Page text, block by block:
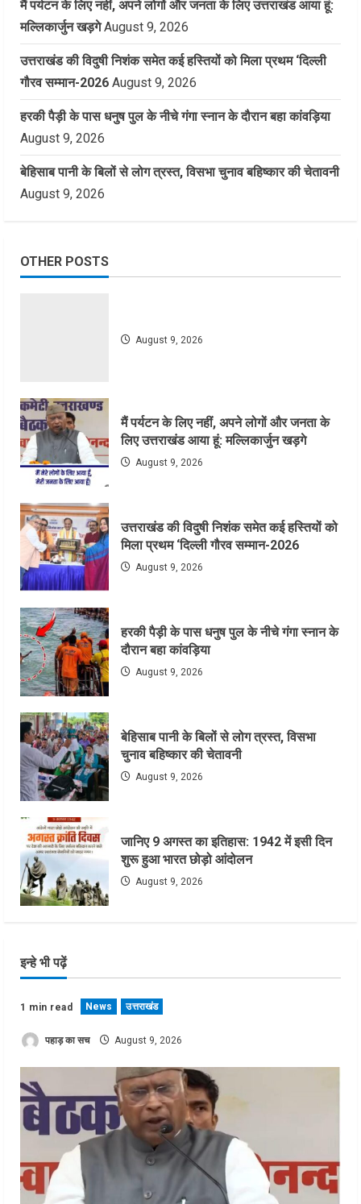
मैं पर्यटन के लिए नहीं, अपने लोगों और जनता के लिए उत्तराखंड आया हूं:
मल्लिकार्जुन खड़गे August 9, 2026
उत्तराखंड की विदुषी निशंक समेत कई हस्तियों को मिला प्रथम ‘दिल्ली
गौरव सम्मान-2026 August 9, 2026
हरकी पैड़ी के पास धनुष पुल के नीचे गंगा स्नान के दौरान बहा कांवड़िया
August 9, 2026
बेहिसाब पानी के बिलों से लोग त्रस्त, विसभा चुनाव बहिष्कार की चेतावनी
August 9, 2026
OTHER POSTS
August 9, 2026
मैं पर्यटन के लिए नहीं, अपने लोगों और जनता के
लिए उत्तराखंड आया हूं: मल्लिकार्जुन खड़गे
August 9, 2026
उत्तराखंड की विदुषी निशंक समेत कई हस्तियों को
मिला प्रथम ‘दिल्ली गौरव सम्मान-2026
August 9, 2026
हरकी पैड़ी के पास धनुष पुल के नीचे गंगा स्नान के
दौरान बहा कांवड़िया
August 9, 2026
बेहिसाब पानी के बिलों से लोग त्रस्त, विसभा
चुनाव बहिष्कार की चेतावनी
August 9, 2026
जानिए 9 अगस्त का इतिहास: 1942 में इसी दिन
शुरू हुआ भारत छोड़ो आंदोलन
August 9, 2026
इन्हे भी पढ़ें
1 min read News उत्तराखंड
पहाड़ का सच August 9, 2026